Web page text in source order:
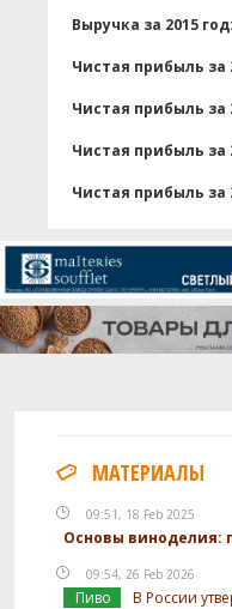
Выручка за 2015 год:
Чистая прибыль за
Чистая прибыль за
Чистая прибыль за
Чистая прибыль за
МАТЕРИАЛЫ
09:51, 18 Feb 2025
Основы виноделия:
09:54, 26 Feb 2026
Пиво
В России